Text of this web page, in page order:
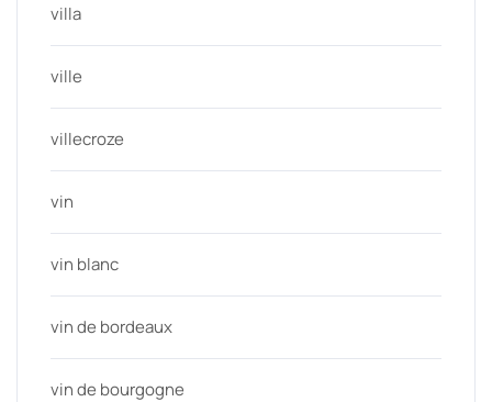
villa
ville
villecroze
vin
vin blanc
vin de bordeaux
vin de bourgogne